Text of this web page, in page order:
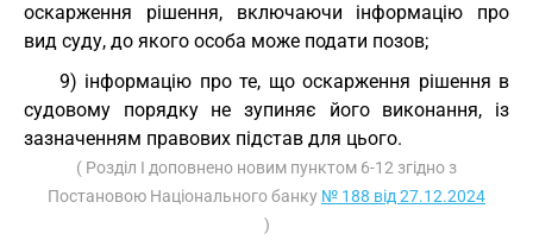
оскарження рішення, включаючи інформацію про
вид суду, до якого особа може подати позов;
9) інформацію про те, що оскарження рішення в
судовому порядку не зупиняє його виконання, із
зазначенням правових підстав для цього.
( Розділ I доповнено новим пунктом 6-12 згідно з
Постановою Національного банку № 188 від 27.12.2024
)